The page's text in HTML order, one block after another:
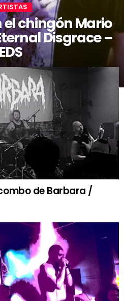
chingón Mario
Disgrace –
de Barbara /